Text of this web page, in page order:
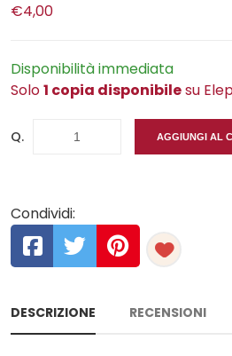
€4,00
Disponibilità immediata
Solo1 copia disponibilesu
Q. AGGIUNGI AL
Condividi:
DESCRIZIONE RECENSIONI